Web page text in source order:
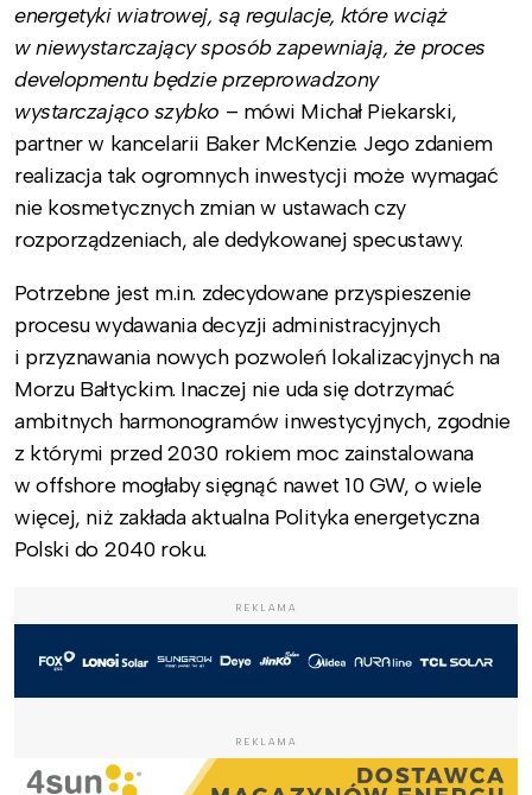
energetyki wiatrowej, są regulacje, które wciąż
w niewystarczający sposób zapewniają, że proces
developmentu będzie przeprowadzony
wystarczająco szybko – mówi Michał Piekarski,
partner w kancelarii Baker McKenzie. Jego zdaniem
realizacja tak ogromnych inwestycji może wymagać
nie kosmetycznych zmian w ustawach czy
rozporządzeniach, ale dedykowanej specustawy.
Potrzebne jest m.in. zdecydowane przyspieszenie
procesu wydawania decyzji administracyjnych
i przyznawania nowych pozwoleń lokalizacyjnych na
Morzu Bałtyckim. Inaczej nie uda się dotrzymać
ambitnych harmonogramów inwestycyjnych, zgodnie
z którymi przed 2030 rokiem moc zainstalowana
w offshore mogłaby sięgnąć nawet 10 GW, o wiele
więcej, niż zakłada aktualna Polityka energetyczna
Polski do 2040 roku.
REKLAMA
REKLAMA